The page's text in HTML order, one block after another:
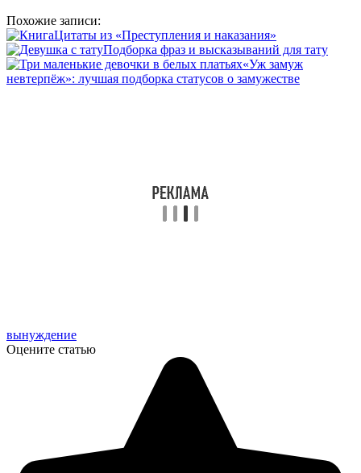
Похожие записи:
Цитаты из «Преступления и наказания»
Подборка фраз и высказываний для тату
«Уж замуж
невтерпёж»: лучшая подборка статусов о замужестве
вынуждение
Оцените статью